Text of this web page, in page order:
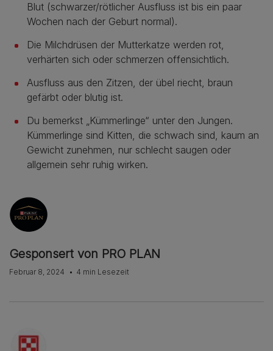
Blut (schwarzer/rötlicher Ausfluss ist bis ein paar
Wochen nach der Geburt normal).
Die Milchdrüsen der Mutterkatze werden rot,
verhärten sich oder schmerzen offensichtlich.
Ausfluss aus den Zitzen, der übel riecht, braun
gefärbt oder blutig ist.
Du bemerkst „Kümmerlinge“ unter den Jungen.
Kümmerlinge sind Kitten, die schwach sind, kaum an
Gewicht zunehmen, nur schlecht saugen oder
allgemein sehr ruhig wirken.
Gesponsert von PRO PLAN
Februar 8, 2024 4 min Lesezeit